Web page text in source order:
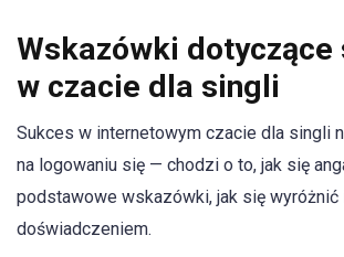
Wskazówki dotyczące
w czacie dla singli
Sukces w internetowym czacie dla singli
na logowaniu się — chodzi o to, jak się
podstawowe wskazówki, jak się
doświadczeniem.